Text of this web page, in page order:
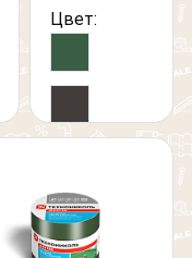
Цвет: